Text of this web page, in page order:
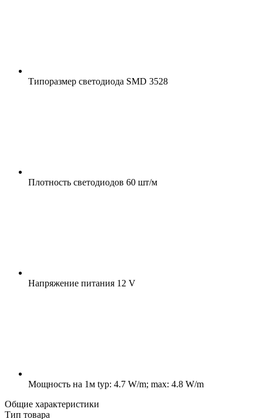
Типоразмер светодиода SMD 3528
Плотность светодиодов 60 шт/м
Напряжение питания 12 V
Мощность на 1м typ: 4.7 W/m; max: 4.8 W/m
Общие характеристики
Тип товара